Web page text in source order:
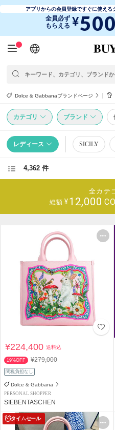
アプリからの会員登録ですぐに使える
全員必ず
もらえる ¥500
日本語
English
简体中文
繁體中文
Dolce & Gabbanaブランドページ
カテゴリ ブランド
レディース SICILY
4,362 件
全カテ
総額 ¥12,000
¥224,400送料込
19%OFF ¥279,000
関税負担なし
Dolce & Gabbana
PERSONAL SHOPPER
SIEBENTASCHEN
タイムセール